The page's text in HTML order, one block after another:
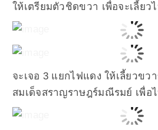
ให้เตรียมตัวชิดขวา เพื่อจะเลี้ยว
จะเจอ 3 แยกไฟแดง ให้เลี้ยวข
สมเด็จสราญราษฎร์มณีรมย์ เพื่อ